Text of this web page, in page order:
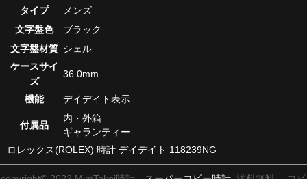
タイプ
メンズ
文字盤色
ブラック
文字盤材質 シェル
ケースサイ
ズ
36.0mm
機能 デイデイト表示
付属品
内・外箱
ギャランティー
ロレックス(ROLEX) 時計 デイデイト 118239NG